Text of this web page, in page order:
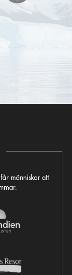
människor att